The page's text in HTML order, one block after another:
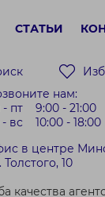
СТАТЬИ
нам:
- пт 9:00 - 21:00
- вс 10:00 - 18:00
в центре
Толстого, 10